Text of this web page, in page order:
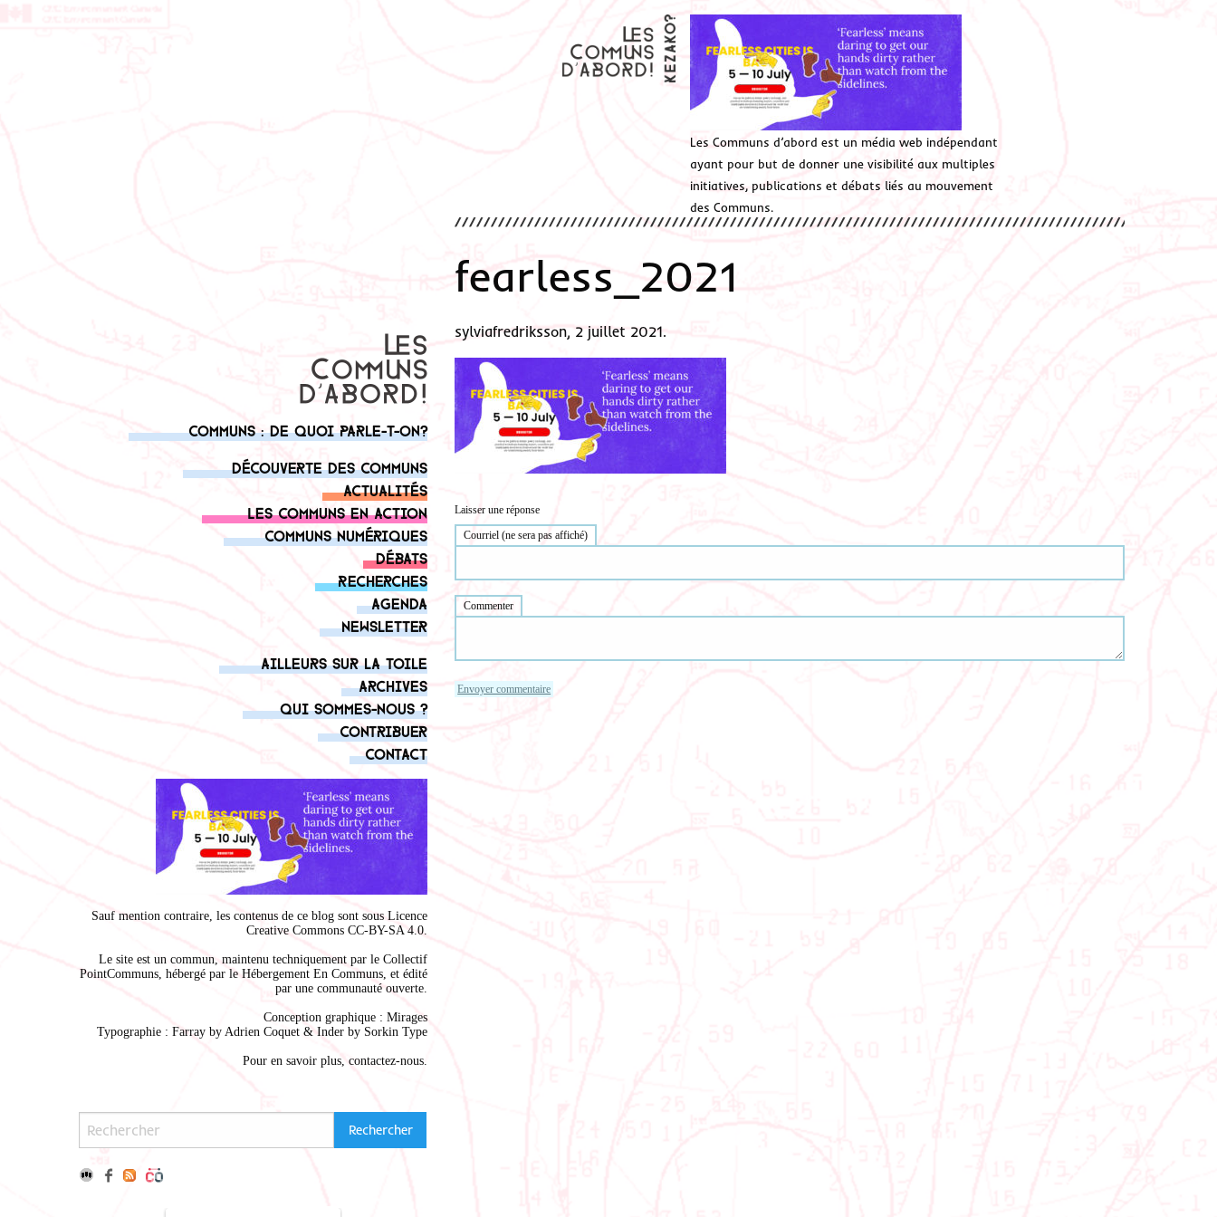
Les Communs d’abord est un média web indépendant
ayant pour but de donner une visibilité aux multiples
initiatives, publications et débats liés au mouvement
des Communs.
Communs : de quoi parle-t-on?
Découverte des communs
Actualités
Les communs en action
Communs numériques
Débats
Recherches
Agenda
Newsletter
Ailleurs sur la toile
Archives
Qui sommes-nous ?
Contribuer
Contact
Sauf mention contraire, les contenus de ce blog sont sous Licence
Creative Commons CC-BY-SA 4.0.
Le site est un commun, maintenu techniquement par le Collectif
PointCommuns, hébergé par le Hébergement En Communs, et édité
par une communauté ouverte.
Conception graphique : Mirages
Typographie : Farray by Adrien Coquet & Inder by Sorkin Type
Pour en savoir plus, contactez-nous.
fearless_2021
sylviafredriksson, 2 juillet 2021.
Laisser une réponse
Courriel (ne sera pas affiché)
Commenter